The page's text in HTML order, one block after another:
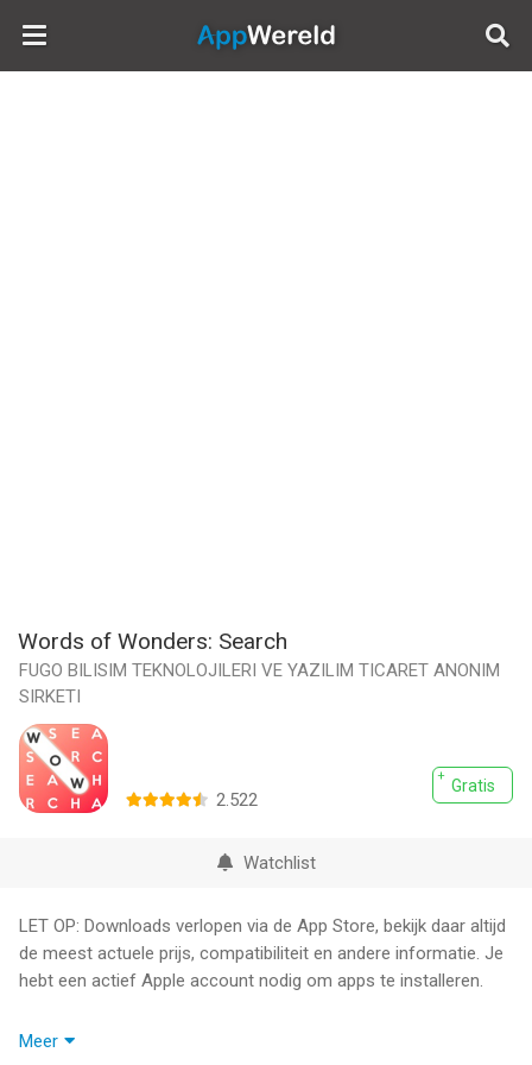
AppWereld
Words of Wonders: Search
FUGO BILISIM TEKNOLOJILERI VE YAZILIM TICARET ANONIM
SIRKETI
Gratis
2.522
Watchlist
LET OP: Downloads verlopen via de App Store, bekijk daar altijd
de meest actuele prijs, compatibiliteit en andere informatie. Je
hebt een actief Apple account nodig om apps te installeren.
Welkom bij Words of Wonders: Search! Je gaat op een reis
Meer